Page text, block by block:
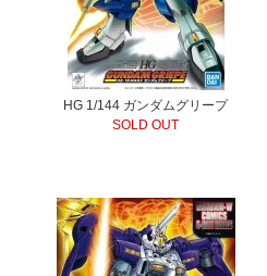
HG 1/144 ガンダムグリープ
SOLD OUT